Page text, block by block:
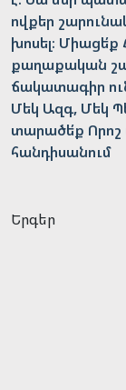
ովքեր
խոսել։
քաղաքական
ճակատագիր
Մեկ Ազգ, Մեկ
տարածե՛ք Որոշ
հանդիսանում
Երգեր